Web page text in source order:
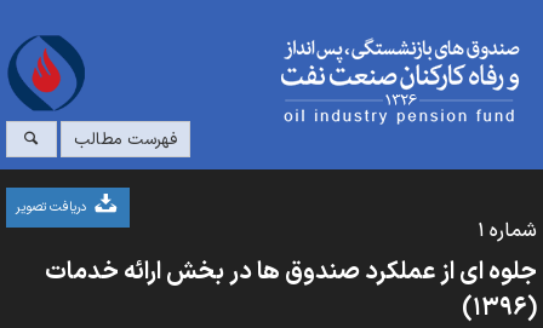
فهرست مطالب
دریافت تصویر
شماره ۱
جلوه ای از عملکرد صندوق ها در بخش ارائه خدمات
(۱۳۹۶)